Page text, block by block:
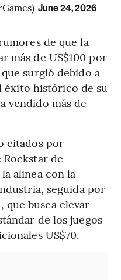
June 24, 2026
de que la
más de US$100 por
surgió debido a
éxito histórico de su
vendido más de
citados por
de
alinea con la
seguida por
que busca elevar
de los juegos
US$70.